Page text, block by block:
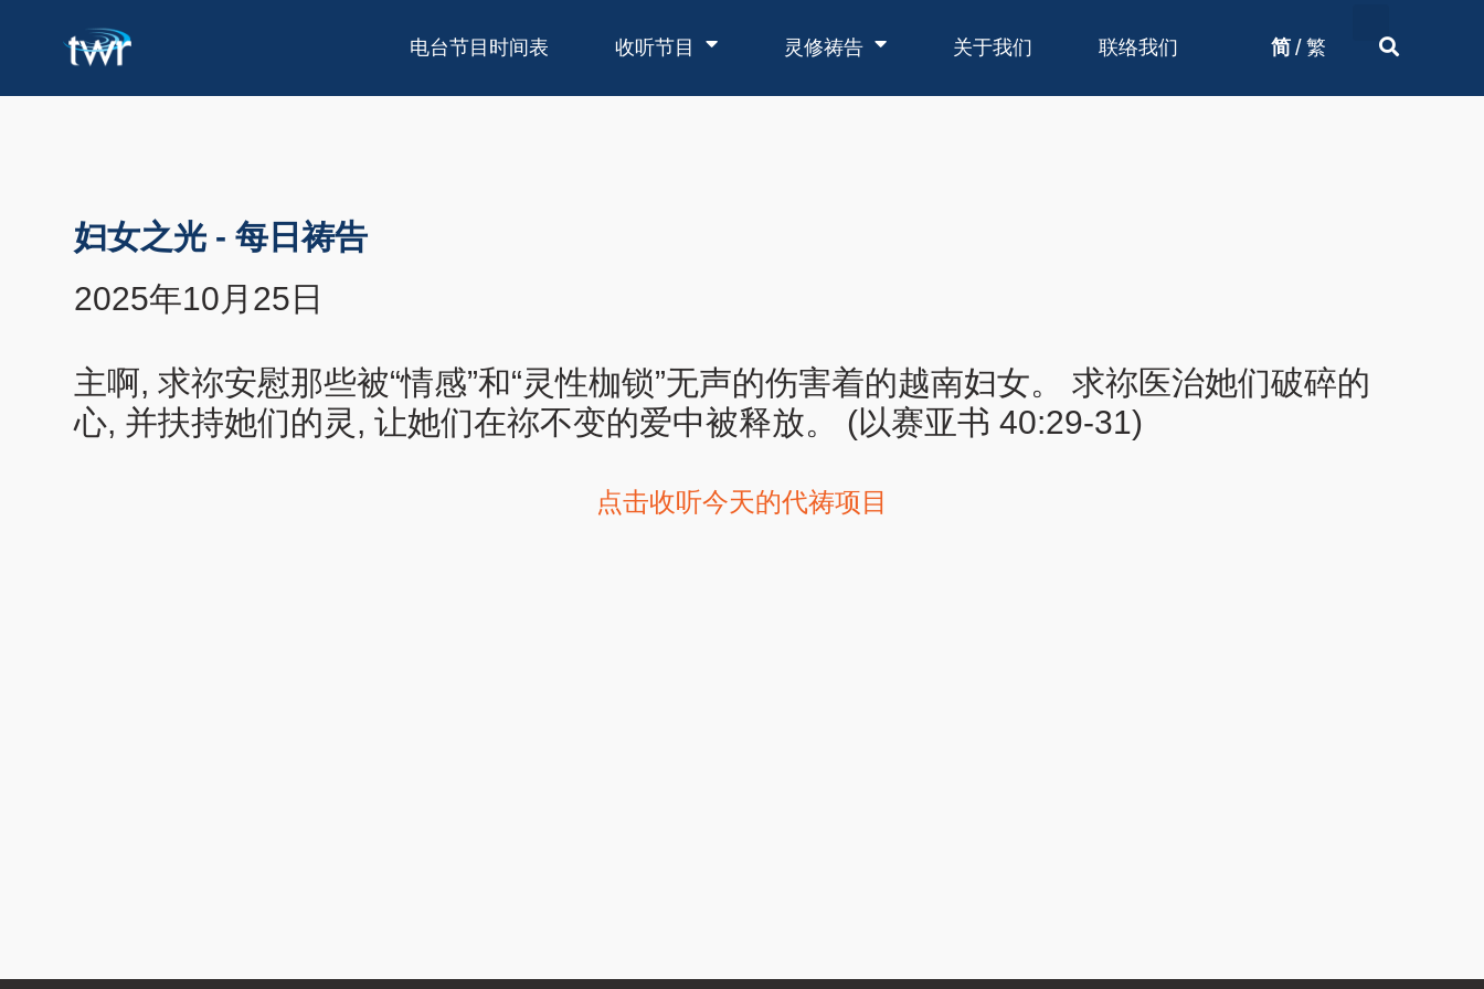
电台节目时间表 收听节目 灵修祷告 关于我们 联络我们 简 / 繁
妇女之光 - 每日祷告
2025年10月25日
主啊, 求祢安慰那些被“情感”和“灵性枷锁”无声的伤害着的越南妇女。 求祢医治她们破碎的
心, 并扶持她们的灵, 让她们在祢不变的爱中被释放。 (以赛亚书 40:29-31)
点击收听今天的代祷项目